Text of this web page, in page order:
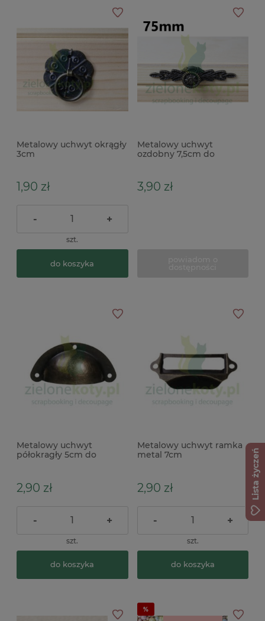
Metalowy uchwyt okrągły
3cm
1,90 zł
- +
szt.
do koszyka
Metalowy uchwyt
ozdobny 7,5cm do
3,90 zł
Metalowy uchwyt
półokragły 5cm do
2,90 zł
- +
szt.
do koszyka
Metalowy uchwyt ramka
metal 7cm
2,90 zł
- +
szt.
do koszyka
Lista życzeń